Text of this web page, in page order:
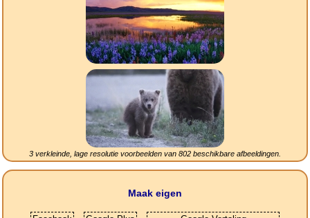
3 verkleinde, lage resolutie voorbeelden van 802 beschikbare afbeeldingen.
Maak eigen